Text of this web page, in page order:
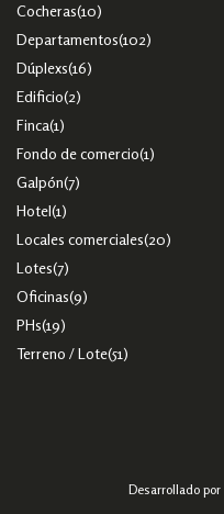
Cocheras(10)
Departamentos(102)
Dúplexs(16)
Edificio(2)
Finca(1)
Fondo de comercio(1)
Galpón(7)
Hotel(1)
Locales comerciales(20)
Lotes(7)
Oficinas(9)
PHs(19)
Terreno / Lote(51)
Desarrollado por